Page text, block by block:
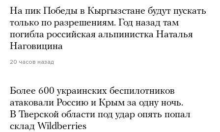
На пик Победы в Кыргызстане будут пускать
только по разрешениям. Год назад там
погибла российская альпинистка Наталья
Наговицина
20 часов назад
Более 600 украинских беспилотников
атаковали Россию и Крым за одну ночь.
В Тверской области под удар опять попал
склад Wildberries